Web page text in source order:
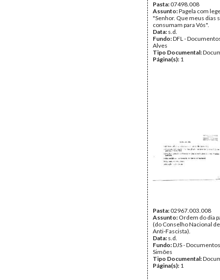
Pasta:07498.008
Assunto:Pagela com
"Senhor. Que meus dias
consumam para Vós".
Data: s.d.
Fundo:DFL -
Alves
Tipo Documental:
Página(s): 1
Pasta:02967.003.008
Assunto: Ordem do dia
(do Conselho Nacional
Anti-Fascista).
Data: s.d.
Fundo:DJS -
Simões
Tipo Documental:
Página(s): 1